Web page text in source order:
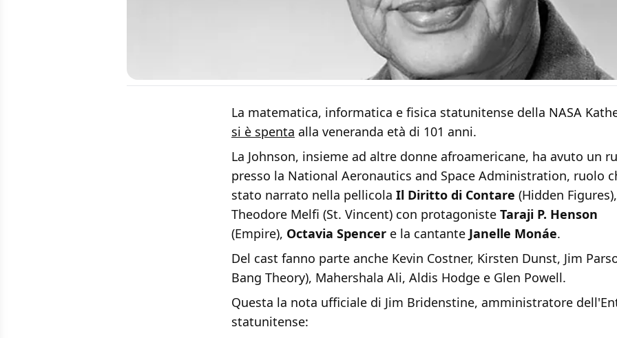
La matematica, informatica e fisica statunitense della NASA
si è spenta alla veneranda età di 101 anni.
La Johnson, insieme ad altre donne afroamericane, ha avuto un
presso la National Aeronautics and Space Administration, ruolo
stato narrato nella pellicola Il Diritto di Contare (Hidden
Theodore Melfi (St. Vincent) con protagoniste Taraji P. Henson
(Empire), Octavia Spencer e la cantante Janelle Monáe.
Del cast fanno parte anche Kevin Costner, Kirsten Dunst, Jim
Bang Theory), Mahershala Ali, Aldis Hodge e Glen Powell.
Questa la nota ufficiale di Jim Bridenstine, amministratore
statunitense: